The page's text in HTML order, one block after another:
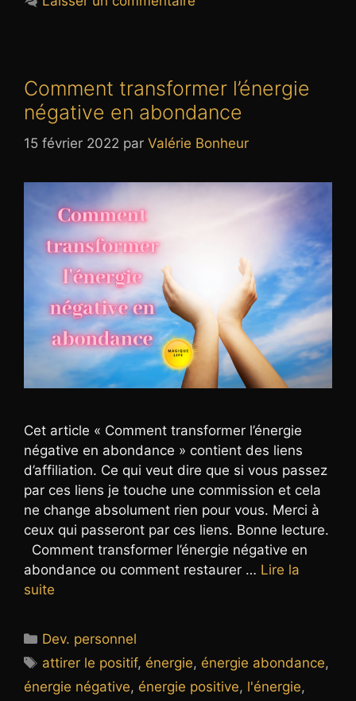
Comment transformer l’énergie
négative en abondance
15 février 2022 par Valérie Bonheur
Cet article « Comment transformer l’énergie
négative en abondance » contient des liens
d’affiliation. Ce qui veut dire que si vous passez
par ces liens je touche une commission et cela
ne change absolument rien pour vous. Merci à
ceux qui passeront par ces liens. Bonne lecture.
Comment transformer l’énergie négative en
abondance ou comment restaurer … Lire la
suite
Catégories
Dev. personnel
Étiquettes
attirer le positif, énergie, énergie abondance,
énergie négative, énergie positive, l'énergie,